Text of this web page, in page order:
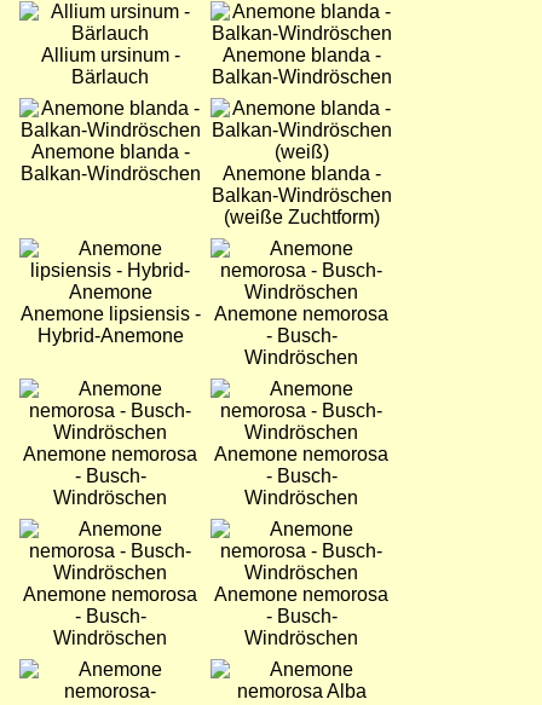
Bild
Allium ursinum -
Bärlauch
Bild
Anemone blanda -
Balkan-Windröschen
Bild
Anemone blanda -
Balkan-Windröschen
Bild
Anemone blanda -
Balkan-Windröschen
(weiße Zuchtform)
Bild
Anemone lipsiensis -
Hybrid-Anemone
Bild
Anemone nemorosa
- Busch-
Windröschen
Bild
Anemone nemorosa
- Busch-
Windröschen
Bild
Anemone nemorosa
- Busch-
Windröschen
Bild
Anemone nemorosa
- Busch-
Windröschen
Bild
Anemone nemorosa
- Busch-
Windröschen
Bild
Bild